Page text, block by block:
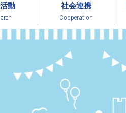
動 社会連携
Cooperation